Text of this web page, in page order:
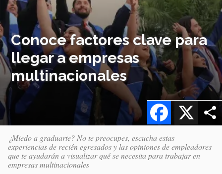
Conoce factores clave para
llegar a empresas
multinacionales
X
Facebook
¿Miedo a graduarte? No te preocupes, escucha estas
experiencias de recién egresados y las opiniones de empleadores
que te ayudarán a visualizar qué se necesita para trabajar en
empresas multinacionales